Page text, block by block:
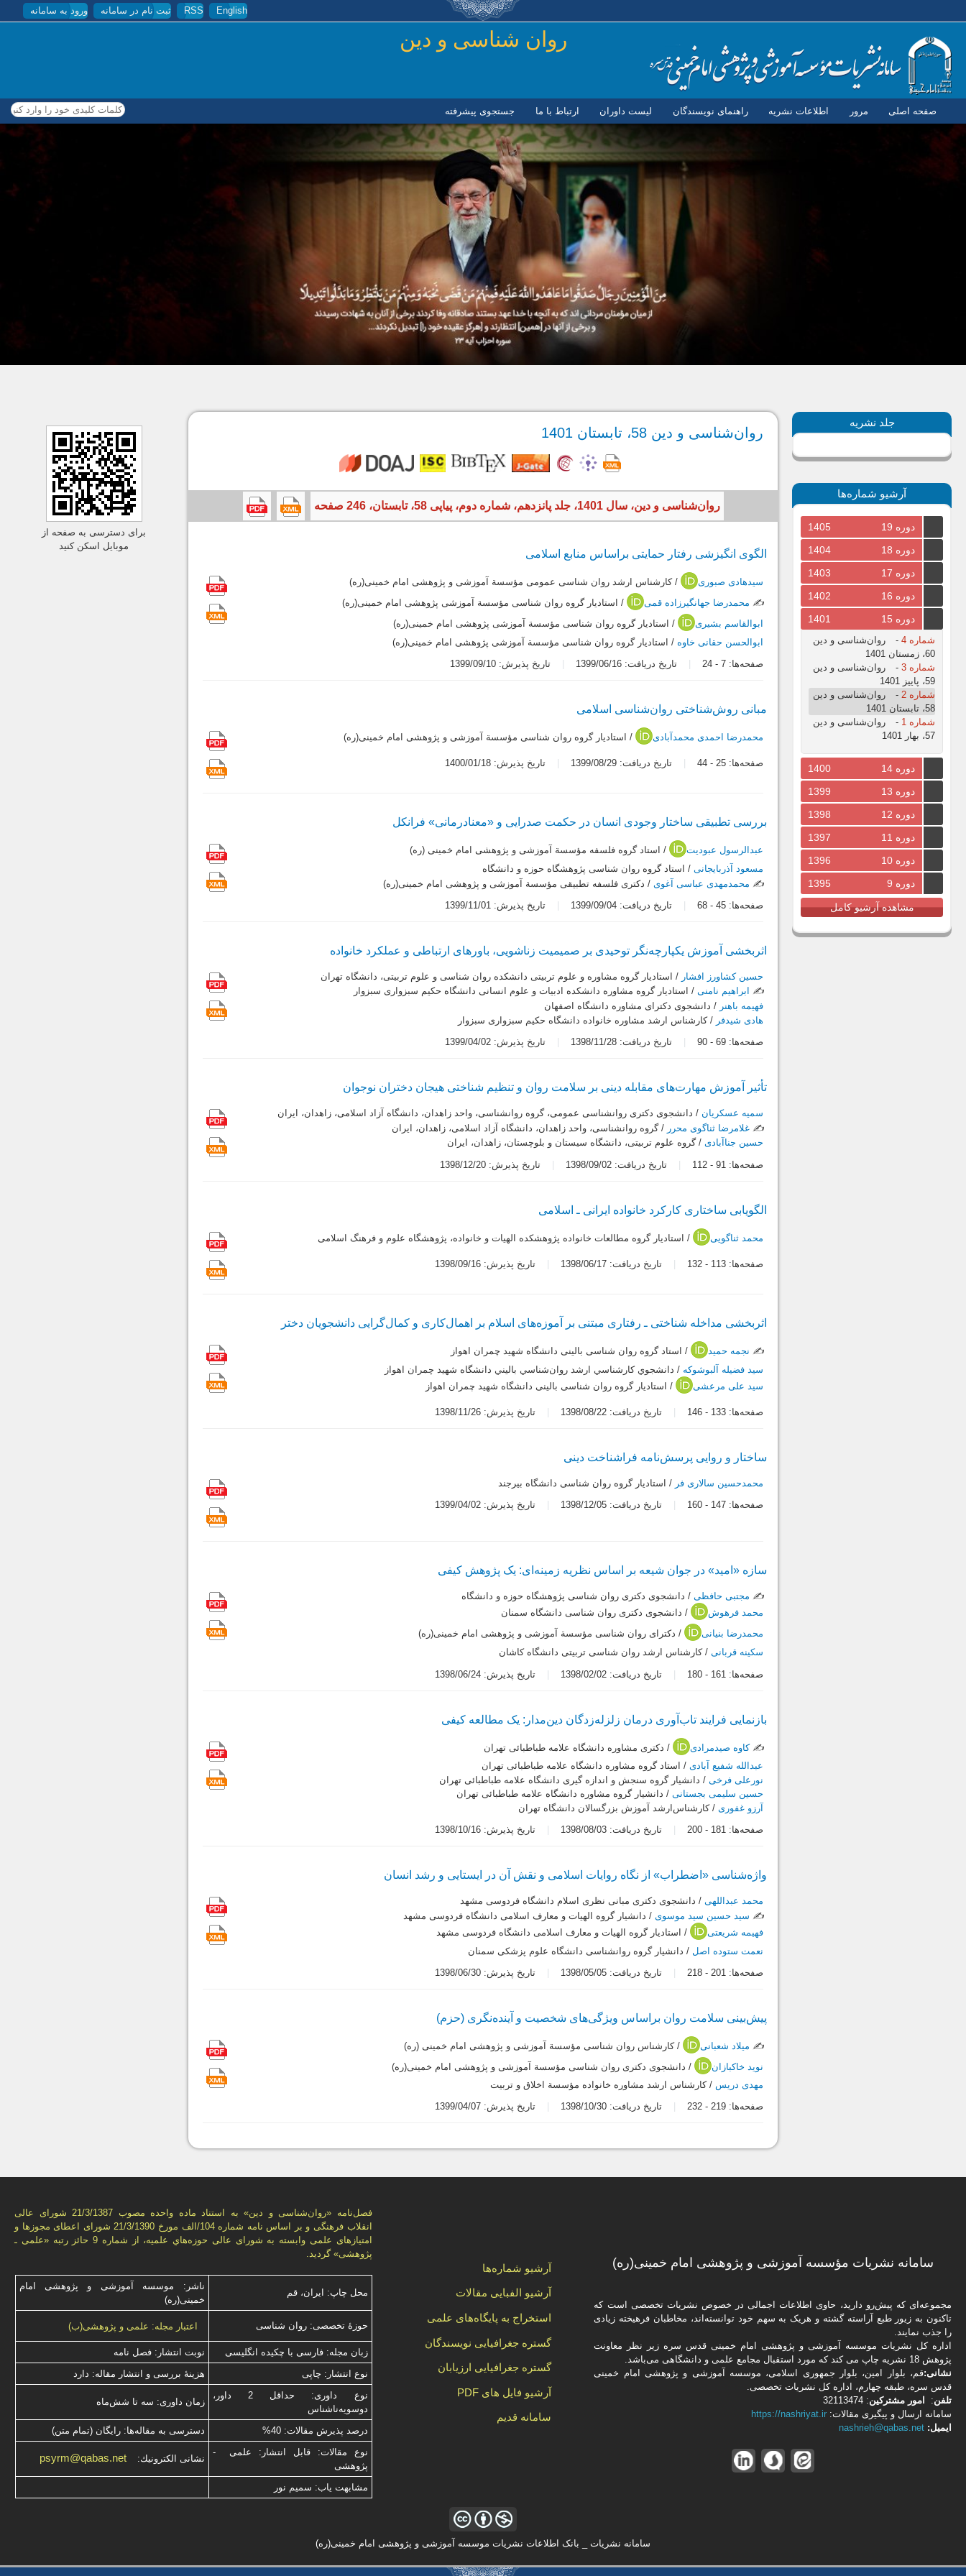
رفتن به محتوای اصلی English
RSS ثبت نام در سامانه ورود به سامانه
روان شناسی و دين
صفحه اصلی مرور اطلاعات نشریه راهنمای نویسندگان لیست داوران ارتباط با ما جستجوی پیشرفته کلمات کلیدی خود را وارد کنید
جلد نشریه
آرشیو شماره‌ها
دوره 19
1405
دوره 18
1404
دوره 17
1403
دوره 16
1402
دوره 15
1401
شماره 4 -
روان‌شناسی و دین
60، زمستان 1401
شماره 3
-
روان‌شناسی و دین
59، پاییز 1401
شماره 2
-
روان‌شناسی و دین
58، تابستان 1401
شماره 1
-
روان‌شناسی و دین
57، بهار 1401
دوره 14
1400
دوره 13
1399
دوره 12
1398
دوره 11
1397
دوره 10
1396
دوره 9
1395
مشاهده آرشیو کامل
روان‌شناسی و دین 58، تابستان 1401
روان‌شناسی و دین، سال 1401، جلد پانزدهم، شماره دوم، پیاپی 58، تابستان، 246 صفحه
الگوی انگیزشی رفتار حمایتی براساس منابع اسلامی
سیدهادی صبوری
/ کارشناس ارشد روان شناسی عمومی مؤسسة آموزشی و پژوهشی امام خمینی(ره)
✍️ محمدرضا جهانگیرزاده قمی
/ استادیار گروه روان شناسی مؤسسة آموزشی پژوهشی امام خمینی(ره)
ابوالقاسم بشیری
/ استادیار گروه روان شناسی مؤسسة آموزشی پژوهشی امام خمینی(ره)
ابوالحسن حقانی خاوه / استادیار گروه روان شناسی مؤسسة آموزشی پژوهشی امام خمینی(ره)
صفحه‌ها: 7
-
24 تاریخ دریافت: 1399/06/16 تاریخ پذیرش: 1399/09/10
مبانی روش‌شناختی روان‌شناسی اسلامی
محمدرضا احمدی محمدآبادی / استادیار گروه روان شناسی مؤسسة آموزشی و پژوهشی امام خمینی(ره)
صفحه‌ها: 25
-
44 تاریخ دریافت: 1399/08/29 تاریخ پذیرش: 1400/01/18
بررسی تطبیقی ساختار وجودی انسان در حکمت صدرایی و «معنادرمانی» فرانکل
عبدالرسول عبودیت
/ استاد گروه فلسفه مؤسسة آموزشی و پژوهشی امام خمینی (ره)
مسعود آذربایجانی/ استاد گروه روان شناسی پژوهشگاه حوزه و دانشگاه
✍️ محمدمهدی عباسی آغوی/ دکتری فلسفه تطبیقی مؤسسة آموزشی و پژوهشی امام خمینی(ره)
صفحه‌ها: 45
-
68 تاریخ دریافت: 1399/09/04 تاریخ پذیرش: 1399/11/01
اثربخشی آموزش یکپارچه‌نگر توحیدی بر صمیمیت زناشویی، باورهای ارتباطی و عملکرد خانواده
حسین کشاورز افشار / استادیار گروه مشاوره و علوم تربیتی دانشکده روان شناسی و علوم تربیتی، دانشگاه تهران
✍️
ابراهیم نامنی/ استادیار گروه مشاوره دانشکده ادبیات و علوم انسانی دانشگاه حکیم سبزواری سبزوار
فهیمه باهنر / دانشجوی دکترای مشاوره دانشگاه اصفهان
هادی شیدفر / کارشناس ارشد مشاوره خانواده دانشگاه حکیم سبزواری سبزوار
صفحه‌ها: 69
-
90 تاریخ دریافت: 1398/11/28 تاریخ پذیرش: 1399/04/02
تأثیر آموزش مهارت‌های مقابله دینی بر سلامت روان و تنظیم‌ شناختی هیجان دختران نوجوان
سمیه عسکریان / دانشجوی دکتری روانشناسی عمومی، گروه روانشناسی، واحد زاهدان، دانشگاه آزاد اسلامی، زاهدان، ایران
✍️ غلامرضا ثناگوی محرر / گروه روانشناسی، واحد زاهدان، دانشگاه آزاد اسلامی، زاهدان، ایران
حسین جناآبادی/ گروه علوم تربیتی، دانشگاه سیستان و بلوچستان، زاهدان، ایران
صفحه‌ها: 91
-
112 تاریخ دریافت: 1398/09/02 تاریخ پذیرش: 1398/12/20
الگو‌یابی ساختاری کارکرد خانواده ایرانی ـ اسلامی
محمد ثناگویی / استادیار گروه مطالعات خانواده پژوهشکده الهیات و خانواده، پژوهشگاه علوم و فرهنگ اسلامی
صفحه‌ها: 113
-
132 تاریخ دریافت: 1398/06/17 تاریخ پذیرش: 1398/09/16
اثربخشی مداخله شناختی ‌ـ رفتاری مبتنی بر آموزه‌های اسلام بر اهمال‌کاری و کمال‌گرایی دانشجویان دختر
✍️ نجمه حمید
/ استاد گروه روان شناسی بالینی دانشگاه شهید چمران اهواز
سید فضیله آلبوشوکه / دانشجوي کارشناسي ارشد روان‌شناسي باليني دانشگاه شهيد چمران اهواز
سید علی مرعشی
/ استادیار گروه روان شناسی بالینی دانشگاه شهید چمران اهواز
صفحه‌ها: 133
-
146 تاریخ دریافت: 1398/08/22 تاریخ پذیرش: 1398/11/26
ساختار و روایی پرسش‌نامه فراشناخت دینی
محمدحسین سالاری فر / استادیار گروه روان شناسی دانشگاه بیرجند
صفحه‌ها: 147
-
160 تاریخ دریافت: 1398/12/05 تاریخ پذیرش: 1399/04/02
سازه «امید» در جوان شیعه بر اساس نظریه زمینه‌ای: یک پژوهش کیفی
✍️ مجتبی حافظی/ دانشجوی دکتری روان شناسی پژوهشگاه حوزه و دانشگاه
محمد فرهوش
/ دانشجوی دکتری روان شناسی دانشگاه سمنان
محمدرضا بنیانی
/ دکترای روان شناسی مؤسسة آموزشی و پژوهشی امام خمینی(ره)
سکینه قربانی/ کارشناس ارشد روان شناسی تربیتی دانشگاه کاشان
صفحه‌ها: 161
-
180 تاریخ دریافت: 1398/02/02 تاریخ پذیرش: 1398/06/24
بازنمایی فرایند تاب‌آوری درمان زلزله‌زدگان دین‌مدار: یک مطالعه کیفی
✍️ کاوه صیدمرادی
/ دکتری مشاوره دانشگاه علامه طباطبائی تهران
عبدالله شفیع آبادی / استاد گروه مشاوره دانشگاه علامه طباطبائی تهران
نورعلی فرخی / دانشیار گروه سنجش و اندازه گیری دانشگاه علامه طباطبائی تهران
حسین سلیمی بجستانی / دانشیار گروه مشاوره دانشگاه علامه طباطبائی تهران
آرزو غفوری/ کارشناس‌ارشد آموزش بزرگسالان دانشگاه تهران
صفحه‌ها: 181
-
200 تاریخ دریافت: 1398/08/03 تاریخ پذیرش: 1398/10/16
واژه‌شناسی «اضطراب» از نگاه روایات اسلامی و نقش آن در ایستایی و رشد انسان
محمد عبداللهی/ دانشجوی دکتری مبانی نظری اسلام دانشگاه فردوسی مشهد
✍️ سید حسین سید موسوی/ دانشیار گروه الهیات و معارف اسلامی دانشگاه فردوسی مشهد
فهیمه شریعتی
/ استادیار گروه الهیات و معارف اسلامی دانشگاه فردوسی مشهد
نعمت ستوده اصل / دانشیار گروه روانشناسی دانشگاه علوم پزشکی سمنان
صفحه‌ها: 201
-
218 تاریخ دریافت: 1398/05/05 تاریخ پذیرش: 1398/06/30
پیش‌بینی سلامت روان براساس ویژگی‌های شخصیت و آینده‌نگری (حزم)
✍️ میلاد شعبانی
/ کارشناس روان شناسی مؤسسة آموزشی و پژوهشی امام خمینی (ره)
نوید خاکبازان
/ دانشجوی دکتری روان شناسی مؤسسة آموزشی و پژوهشی امام خمینی(ره)
مهدی دریس / کارشناس ارشد مشاوره خانواده مؤسسة اخلاق و تربیت
صفحه‌ها: 219
-
232 تاریخ دریافت: 1398/10/30 تاریخ پذیرش: 1399/04/07
برای دسترسی به صفحه از
موبایل اسکن کنید
فصل‌نامه «روان‌شناسی و دين» به استناد ماده واحده مصوب 21/3/1387 شورای عالی
انقلاب فرهنگی و بر اساس نامه شماره 104/الف مورخ 21/3/1390 شورای اعطای مجوزها و
امتيازهای علمی وابسته به شورای عالی حوزه‌هاي علميه، از شماره 9 حائز رتبه «علمی ـ
پژوهشی» گرديد.
محل چاپ: ایران، قم
ناشر: موسسه آموزشی و پژوهشی امام
خمینی(ره)
حوزۀ تخصصی: روان شناسی اعتبار مجله: علمی و پژوهشی(ب)
زبان مجله: فارسی با چكیده انگلیسی
نوبت انتشار: فصل نامه
نوع انتشار: چاپی
هزینۀ بررسی و انتشار مقاله: دارد
نوع داوری: حداقل 2 داور،
دوسویه‌ناشناس
زمان داوری: سه تا شش‌ماه
درصد پذیرش مقالات: 40%
دسترسی به مقاله‌ها: رایگان (تمام متن)
نوع مقالات: قابل انتشار: علمی -
پژوهشی
نشانی الكترونیك: psyrm@qabas.net
مشابهت ياب: سميم نور
آرشیو شماره‌ها
آرشیو الفبایی مقالات
استخراج به پایگاه‌های علمی
گستره جغرافیایی نویسندگان
گستره جغرافیایی ارزیابان
آرشیو فایل های PDF
سامانه قدیم
سامانه نشریات مؤسسه آموزشی و پژوهشی امام خمینی(ره)
مجموعه‌ای که پیش‌رو دارید،‌ حاوی اطلاعات اجمالی در خصوص نشریات تخصصی است که
تاکنون به زیور طبع آراسته گشته و هریک به سهم خود توانسته‌اند، مخاطبان فرهیخته‌ زیادی
را جذب نمایند.
اداره كل نشریات موسسه آموزشی و پژوهشی امام خمینی قدس سره زیر نظر معاونت
پژوهش 18 نشریه چاپ می کند که مورد استقبال مجامع علمی و دانشگاهی می‌باشد.
نشانی:قم، بلوار امین، بلوار جمهوری اسلامی، موسسه آموزشی و پژوهشی امام خمینی
قدس سره، طبقه چهارم، اداره كل نشریات تخصصی.
تلفن: امور مشتركین: 32113474
سامانه ارسال و پیگیری مقالات:https://nashriyat.ir
ایمیل:nashrieh@qabas.net
سامانه نشریات _ بانک اطلاعات نشریات موسسه آموزشی و پژوهشی امام خمینی(ره)